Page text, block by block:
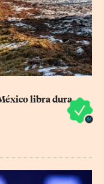
libra dura